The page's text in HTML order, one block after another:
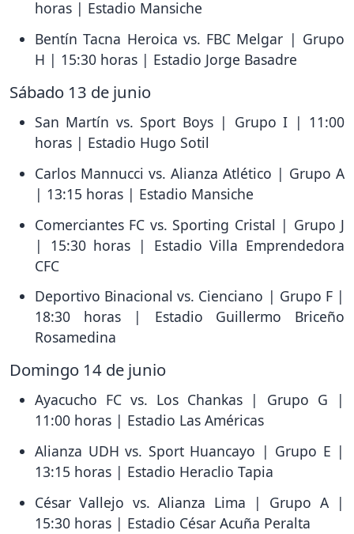
horas | Estadio Mansiche
Bentín Tacna Heroica vs. FBC Melgar | Grupo
H | 15:30 horas | Estadio Jorge Basadre
Sábado 13 de junio
San Martín vs. Sport Boys | Grupo I | 11:00
horas | Estadio Hugo Sotil
Carlos Mannucci vs. Alianza Atlético | Grupo A
| 13:15 horas | Estadio Mansiche
Comerciantes FC vs. Sporting Cristal | Grupo J
| 15:30 horas | Estadio Villa Emprendedora
CFC
Deportivo Binacional vs. Cienciano | Grupo F |
18:30 horas | Estadio Guillermo Briceño
Rosamedina
Domingo 14 de junio
Ayacucho FC vs. Los Chankas | Grupo G |
11:00 horas | Estadio Las Américas
Alianza UDH vs. Sport Huancayo | Grupo E |
13:15 horas | Estadio Heraclio Tapia
César Vallejo vs. Alianza Lima | Grupo A |
15:30 horas | Estadio César Acuña Peralta